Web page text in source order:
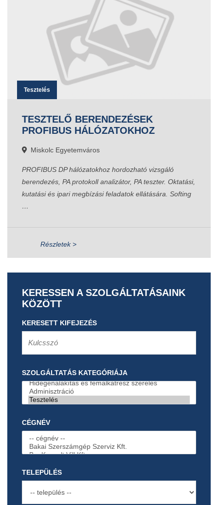
Tesztelés
TESZTELŐ BERENDEZÉSEK
PROFIBUS HÁLÓZATOKHOZ
Miskolc Egyetemváros
PROFIBUS DP hálózatokhoz hordozható vizsgáló
berendezés, PA protokoll analizátor, PA teszter. Oktatási,
kutatási és ipari megbízási feladatok ellátására. Softing
…
Részletek >
KERESSEN A SZOLGÁLTATÁSAINK
KÖZÖTT
KERESETT KIFEJEZÉS
SZOLGÁLTATÁS KATEGÓRIÁJA
CÉGNÉV
TELEPÜLÉS